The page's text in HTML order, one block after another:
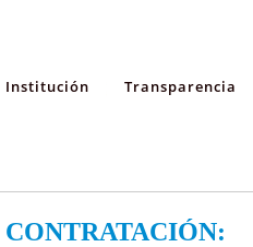
Institución Transparencia